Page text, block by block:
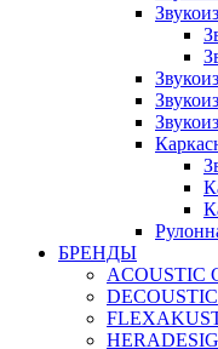
БРЕНДЫ
ACOUSTIC
DECOUSTIC